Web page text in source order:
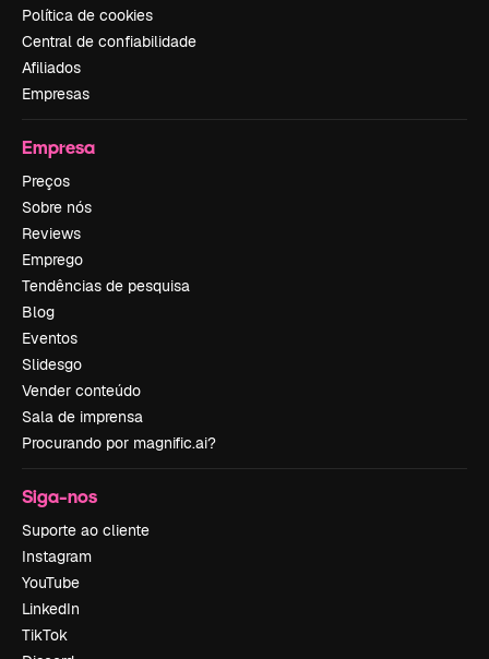
Política de cookies
Central de confiabilidade
Afiliados
Empresas
Empresa
Preços
Sobre nós
Reviews
Emprego
Tendências de pesquisa
Blog
Eventos
Slidesgo
Vender conteúdo
Sala de imprensa
Procurando por magnific.ai?
Siga-nos
Suporte ao cliente
Instagram
YouTube
LinkedIn
TikTok